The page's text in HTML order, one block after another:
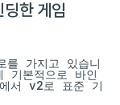
한 게임
를 가지고 있습니
본적으로 바인
서 v2로 표준 기